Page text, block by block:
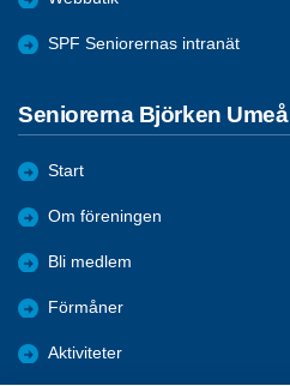
SPF Seniorernas intranät
Seniorerna Björken Umeå
Start
Om föreningen
Bli medlem
Förmåner
Aktiviteter